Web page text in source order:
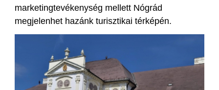
marketingtevékenység mellett Nógrád
megjelenhet hazánk turisztikai térképén.